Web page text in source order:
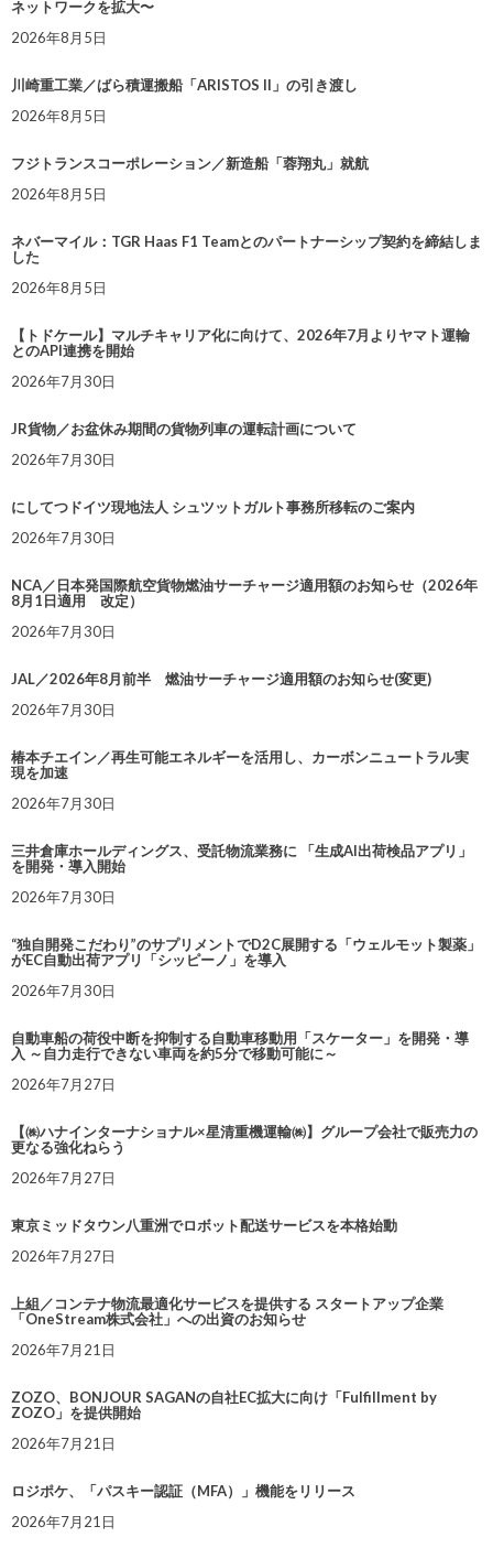
ネットワークを拡大〜
2026年8月5日
川崎重工業／ばら積運搬船「ARISTOS II」の引き渡し
2026年8月5日
フジトランスコーポレーション／新造船「蓉翔丸」就航
2026年8月5日
ネバーマイル：TGR Haas F1 Teamとのパートナーシップ契約を締結しま
した
2026年8月5日
【トドケール】マルチキャリア化に向けて、2026年7月よりヤマト運輸
とのAPI連携を開始
2026年7月30日
JR貨物／お盆休み期間の貨物列車の運転計画について
2026年7月30日
にしてつドイツ現地法人 シュツットガルト事務所移転のご案内
2026年7月30日
NCA／日本発国際航空貨物燃油サーチャージ適用額のお知らせ（2026年
8月1日適用 改定）
2026年7月30日
JAL／2026年8月前半 燃油サーチャージ適用額のお知らせ(変更)
2026年7月30日
椿本チエイン／再生可能エネルギーを活用し、カーボンニュートラル実
現を加速
2026年7月30日
三井倉庫ホールディングス、受託物流業務に 「生成AI出荷検品アプリ」
を開発・導入開始
2026年7月30日
“独自開発こだわり”のサプリメントでD2C展開する「ウェルモット製薬」
がEC自動出荷アプリ「シッピーノ」を導入
2026年7月30日
自動車船の荷役中断を抑制する自動車移動用「スケーター」を開発・導
入 ～自力走行できない車両を約5分で移動可能に～
2026年7月27日
【㈱ハナインターナショナル×星清重機運輸㈱】グループ会社で販売力の
更なる強化ねらう
2026年7月27日
東京ミッドタウン八重洲でロボット配送サービスを本格始動
2026年7月27日
上組／コンテナ物流最適化サービスを提供する スタートアップ企業
「OneStream株式会社」への出資のお知らせ
2026年7月21日
ZOZO、BONJOUR SAGANの自社EC拡大に向け「Fulfillment by
ZOZO」を提供開始
2026年7月21日
ロジポケ、「パスキー認証（MFA）」機能をリリース
2026年7月21日